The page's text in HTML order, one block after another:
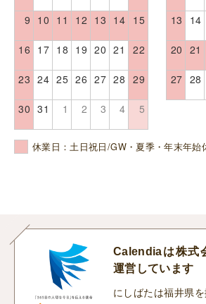
9 10 11 12 13 14 15
16 17 18 19 20 21 22
23 24 25 26 27 28 29
30 31 1 2 3 4 5
13 14
20 21
27 28
休業日：土日祝日/GW・夏季・年末年始
Calendiaは株式
運営しています
にしばたは福井県